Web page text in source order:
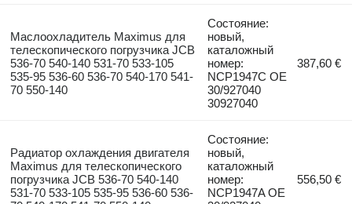
Маслоохладитель Maximus для
телескопического погрузчика JCB
536-70 540-140 531-70 533-105
535-95 536-60 536-70 540-170 541-
70 550-140
Состояние:
новый,
каталожный
номер:
NCP1947C OE
30/927040
30927040
387,60 €
Радиатор охлаждения двигателя
Maximus для телескопического
погрузчика JCB 536-70 540-140
531-70 533-105 535-95 536-60 536-
Состояние:
новый,
каталожный
номер:
NCP1947A OE
556,50 €